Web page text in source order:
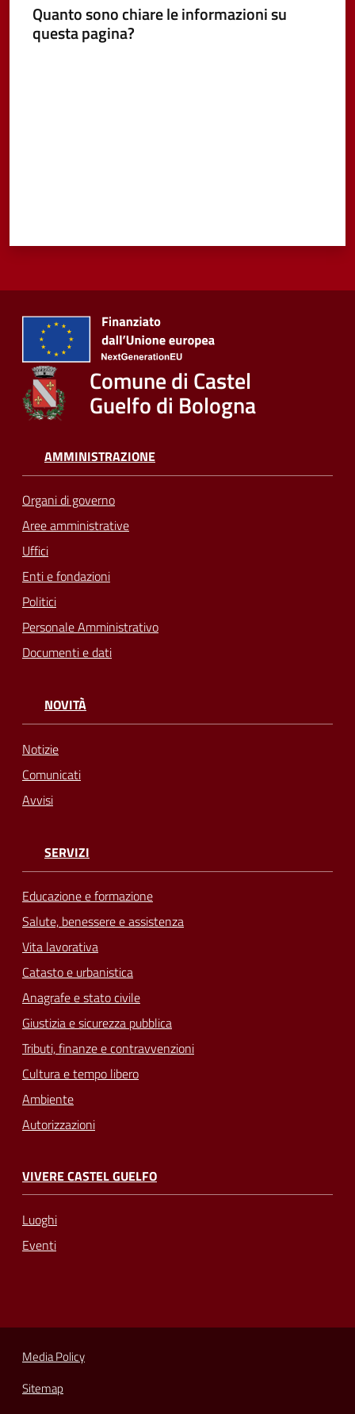
Quanto sono chiare le informazioni su
questa pagina?
Comune di Castel
Guelfo di Bologna
AMMINISTRAZIONE
Organi di governo
Aree amministrative
Uffici
Enti e fondazioni
Politici
Personale Amministrativo
Documenti e dati
NOVITÀ
Notizie
Comunicati
Avvisi
SERVIZI
Educazione e formazione
Salute, benessere e assistenza
Vita lavorativa
Catasto e urbanistica
Anagrafe e stato civile
Giustizia e sicurezza pubblica
Tributi, finanze e contravvenzioni
Cultura e tempo libero
Ambiente
Autorizzazioni
VIVERE CASTEL GUELFO
Luoghi
Eventi
Media Policy
Sitemap